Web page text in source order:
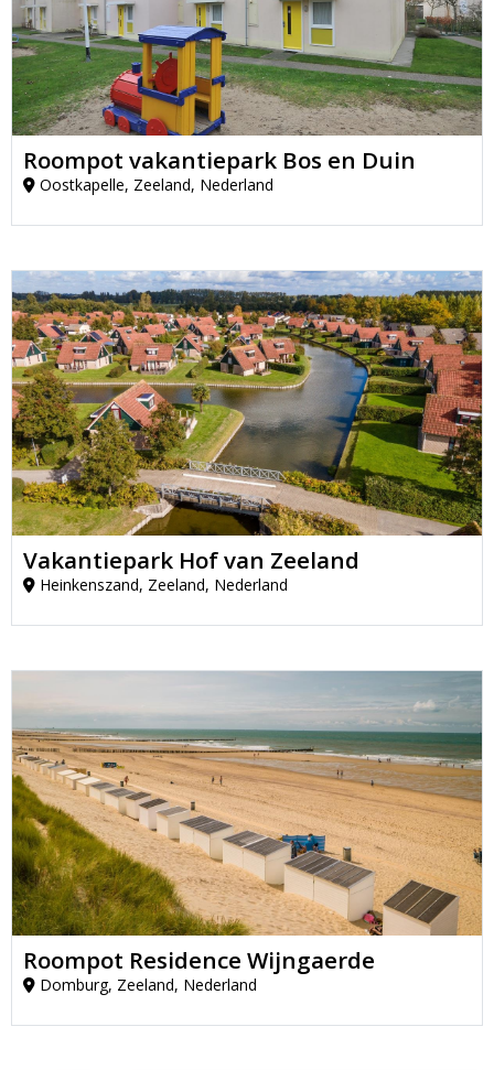
Roompot vakantiepark Bos en Duin
Oostkapelle, Zeeland, Nederland
Vakantiepark Hof van Zeeland
Heinkenszand, Zeeland, Nederland
Roompot Residence Wijngaerde
Domburg, Zeeland, Nederland